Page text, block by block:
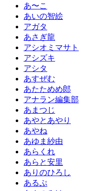
あ〜こ
あいの智絵
アガタ
あさぎ龍
アシオミマサト
アシズキ
アシタ
あすぜむ
あたためめ郎
アナラン編集部
あまつじ
あやとあやり
あやね
あゆま紗由
あらくれ
あらと安里
ありのひろし
あるぷ